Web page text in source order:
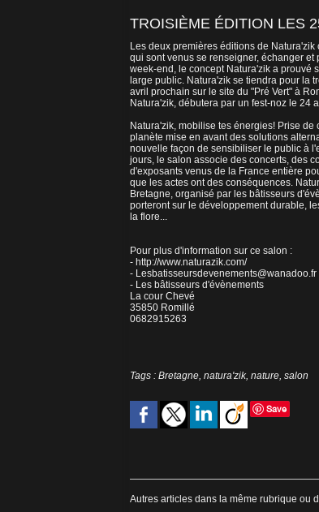
TROISIÈME ÉDITION LES
Les deux premières éditions de
qui sont venus se renseigner, échanger et
week-end, le concept Natura'zik a prouvé
large public. Natura'zik se tiendra pour la
avril prochain sur le site du "Pré Vert" à
Natura'zik, débutera par un fest-noz le 24
Natura'zik, mobilise tes énergies! Prise de
planète mise en avant des solutions
nouvelle façon de sensibiliser le public à
jours, le salon associe des concerts, des
d'exposants venus de la France entière
que les actes ont des conséquences.
Bretagne, organisé par les bâtisseurs
porteront sur le développement durable,
la flore...
Pour plus d'information sur ce salon :
- http://www.naturazik.com/
- Lesbatisseursdevenements@wanadoo.fr
- Les bâtisseurs d'évènements
La cour Chevé
35850 Romillé
0682915263
Tags : Bretagne, natura'zik, nature, salon
Save
Autres articles dans la même rubrique ou